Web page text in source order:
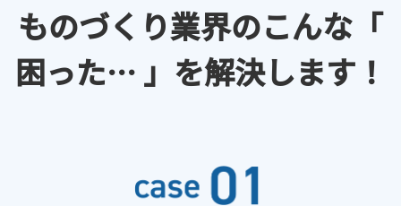
ものづくり業界のこんな「
困った… 」を解決します！